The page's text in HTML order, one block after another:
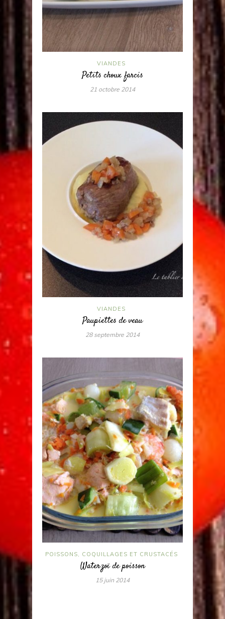
VIANDES
Petits choux farcis
21 octobre 2014
VIANDES
Paupiettes de veau
28 septembre 2014
POISSONS, COQUILLAGES ET CRUSTACÉS
Waterzoï de poisson
15 juin 2014